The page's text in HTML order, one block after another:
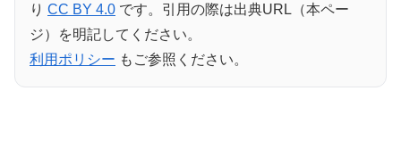
り CC BY 4.0 です。引用の際は出典URL（本ペー
ジ）を明記してください。
利用ポリシー もご参照ください。